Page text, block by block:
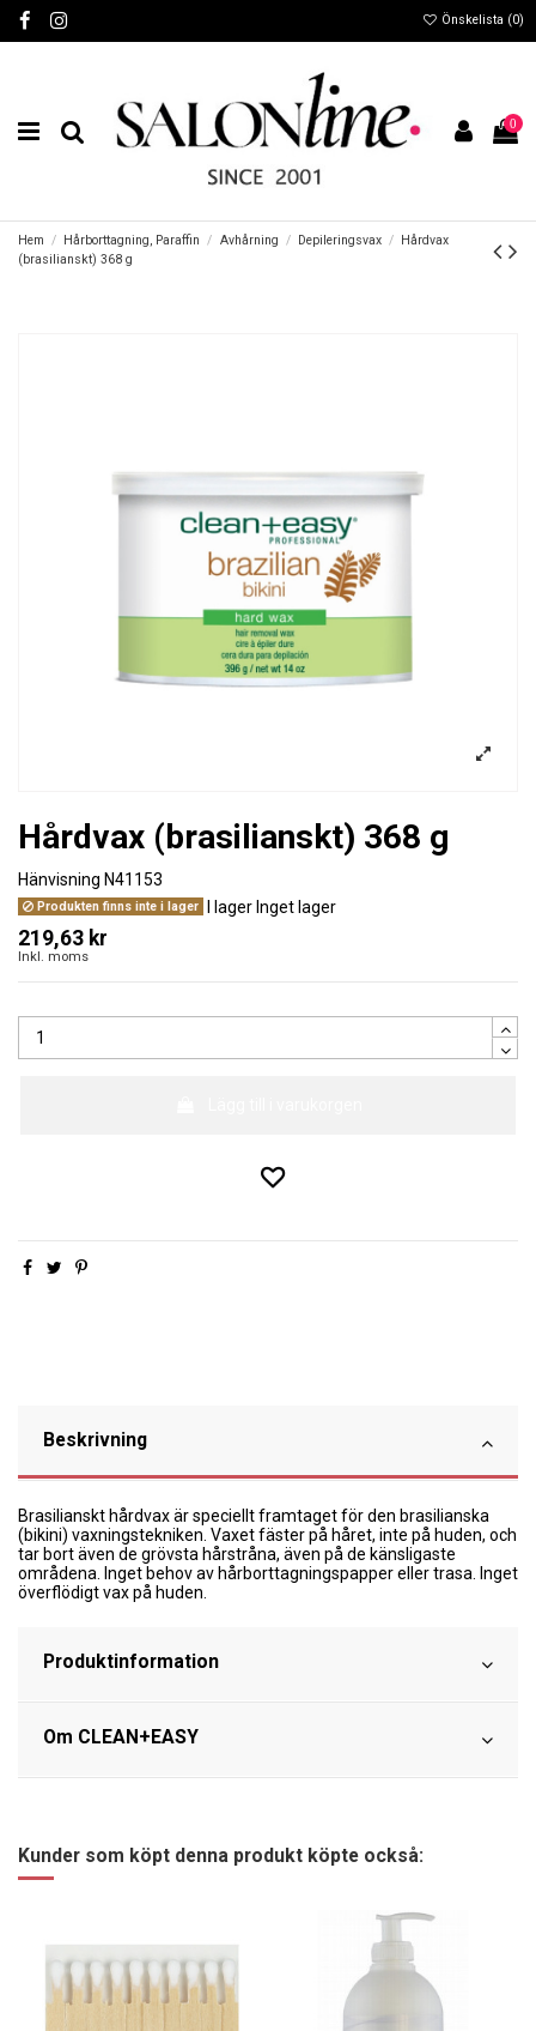
Önskelista (0)
0
Hem Hårborttagning, Paraffin Avhårning Depileringsvax
Hårdvax
(brasilianskt) 368 g
Hårdvax (brasilianskt) 368 g
Hänvisning N41153
Produkten finns inte i lager I lager Inget lager
219,63 kr
Inkl. moms
Beskrivning
Brasilianskt hårdvax är speciellt framtaget för den brasilianska
(bikini) vaxningstekniken. Vaxet fäster på håret, inte på huden, och
tar bort även de grövsta hårstråna, även på de känsligaste
områdena. Inget behov av hårborttagningspapper eller trasa. Inget
överflödigt vax på huden.
Produktinformation
Om CLEAN+EASY
Kunder som köpt denna produkt köpte också: